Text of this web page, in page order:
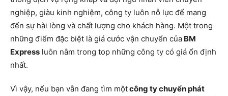
nghiệp, giàu kinh nghiệm, công ty luôn nỗ lực để mang
đến sự hài lòng và chất lượng cho khách hàng. Một trong
những điểm đặc biệt là giá cước vận chuyển của BM
Express luôn nằm trong top những công ty có giá ổn định
nhất.
Vì vậy, nếu bạn vẫn đang tìm mộtcông ty chuyển phát